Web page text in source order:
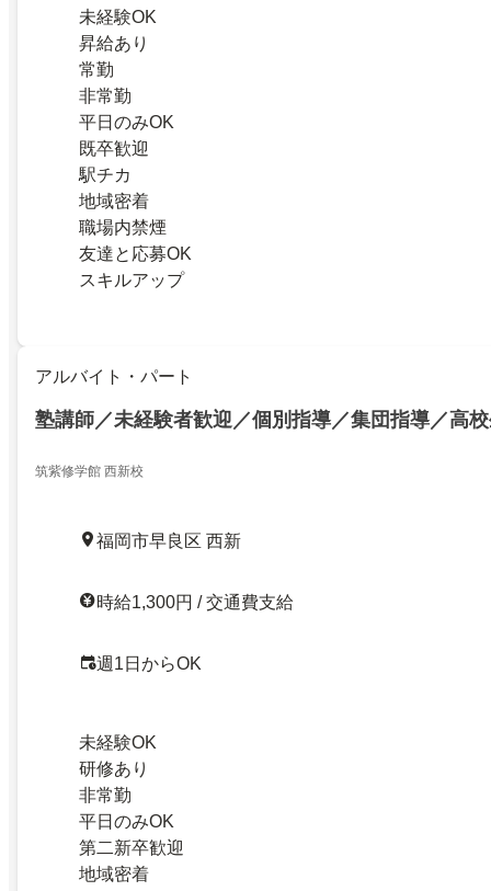
未経験OK
昇給あり
常勤
非常勤
平日のみOK
既卒歓迎
駅チカ
地域密着
職場内禁煙
友達と応募OK
スキルアップ
アルバイト・パート
塾講師／未経験者歓迎／個別指導／集団指導／高
筑紫修学館 西新校
福岡市早良区 西新
時給1,300円 / 交通費支給
週1日からOK
未経験OK
研修あり
非常勤
平日のみOK
第二新卒歓迎
地域密着